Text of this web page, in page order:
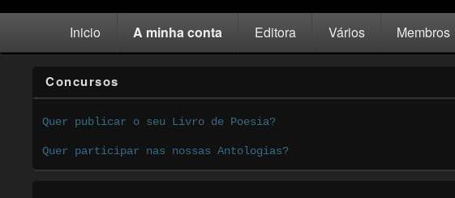
Inicio A minha conta Editora Vários Membros
Concursos
Quer publicar o seu Livro de Poesia?
Quer participar nas nossas Antologias?